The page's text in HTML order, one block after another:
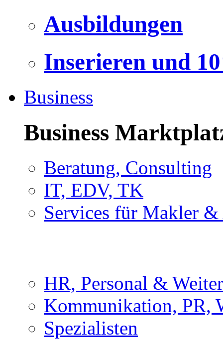
Ausbildungen
Inserieren und
Business
Business
Beratung, Consulting
IT, EDV, TK
Services für Makler &
HR, Personal &
Kommunikation, PR,
Spezialisten